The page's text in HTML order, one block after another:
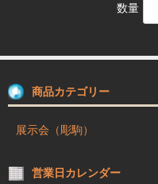
数量
商品カテゴリー
展示会（彫駒）
営業日カレンダー